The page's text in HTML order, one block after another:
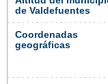
de Valdefuentes
Coordenadas
geográficas